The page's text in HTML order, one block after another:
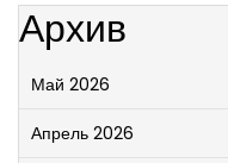
Архив
Май 2026
Апрель 2026